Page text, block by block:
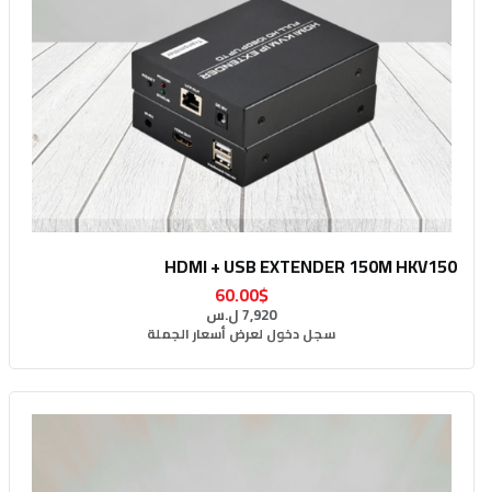
HDMI + USB EXTENDER 150M HKV150
60.00$
7,920 ل.س
سجل دخول لعرض أسعار الجملة